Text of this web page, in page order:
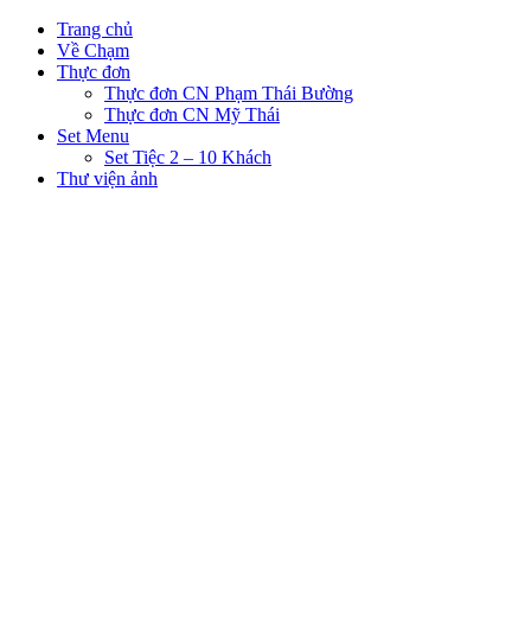
Trang chủ
Về Chạm
Thực đơn
Thực đơn CN Phạm Thái Bường
Thực đơn CN Mỹ Thái
Set Menu
Set Tiệc 2 – 10 Khách
Thư viện ảnh